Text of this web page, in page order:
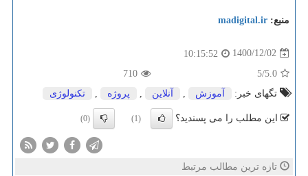
منبع: madigital.ir
1400/12/02
10:15:52
5.0
/5
710
تگهای خبر:
آموزش آنلاین پروژه تكنولوژی
این مطلب را می پسندید؟ (1)
(0)
تازه ترین مطالب مرتبط